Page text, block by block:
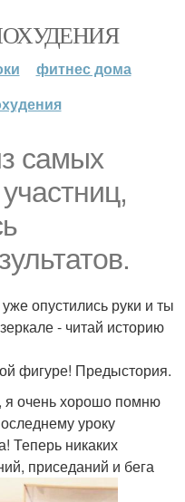
фитнес дома
самых
опустились руки и ты
- читай историю
фигуре! Предыстория.
я очень хорошо помню
уроку
Теперь никаких
приседаний и бега